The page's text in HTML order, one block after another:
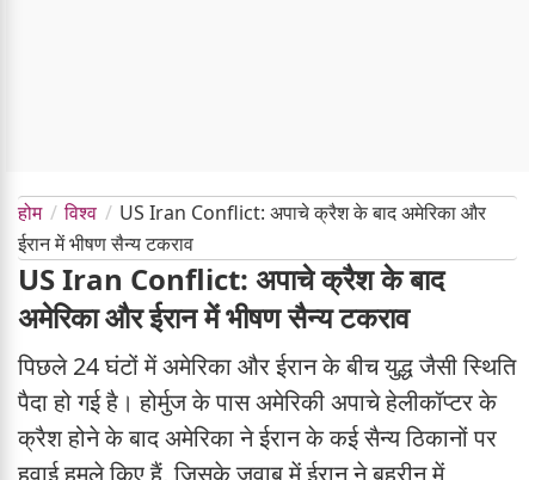
होम विश्व
US Iran Conflict: अपाचे क्रैश के बाद अमेरिका और
ईरान में भीषण सैन्य टकराव
US Iran Conflict: अपाचे क्रैश के बाद
अमेरिका और ईरान में भीषण सैन्य टकराव
पिछले 24 घंटों में अमेरिका और ईरान के बीच युद्ध जैसी स्थिति
पैदा हो गई है। होर्मुज के पास अमेरिकी अपाचे हेलीकॉप्टर के
क्रैश होने के बाद अमेरिका ने ईरान के कई सैन्य ठिकानों पर